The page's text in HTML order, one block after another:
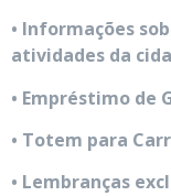
• Informações
atividades da
• Empréstimo de
• Totem para
• Lembranças